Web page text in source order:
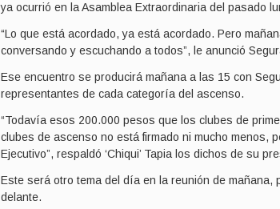
ya ocurrió en la Asamblea Extraordinaria del pasado
“Lo que está acordado, ya está acordado. Pero
conversando y escuchando a todos”, le anunció
Ese encuentro se producirá mañana a las 15 con
representantes de cada categoría del ascenso.
“Todavía esos 200.000 pesos que los clubes de
clubes de ascenso no está firmado ni mucho menos,
Ejecutivo”, respaldó ‘Chiqui’ Tapia los dichos de su
Este será otro tema del día en la reunión de mañana,
delante.